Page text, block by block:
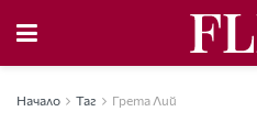
Начало Таг Грета Лий